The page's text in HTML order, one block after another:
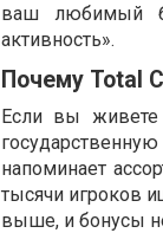
ваш любимый
активность».
Почему Total
Если вы
напоминает
тысячи игроков
выше, и бонусы